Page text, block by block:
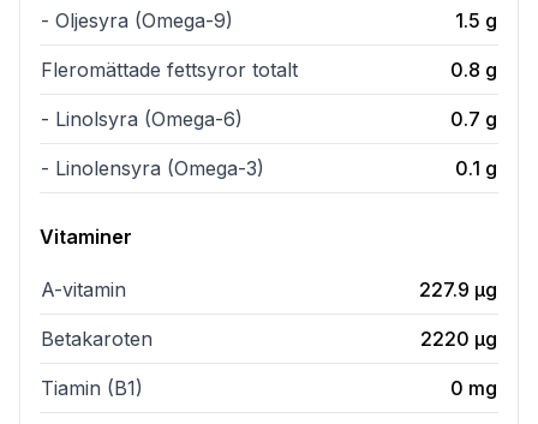
- Oljesyra (Omega-9) 1.5 g
Fleromättade fettsyror totalt 0.8 g
- Linolsyra (Omega-6) 0.7 g
- Linolensyra (Omega-3) 0.1 g
Vitaminer
A-vitamin 227.9 µg
Betakaroten 2220 µg
Tiamin (B1) 0 mg